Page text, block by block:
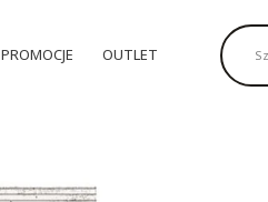
PROMOCJE OUTLET